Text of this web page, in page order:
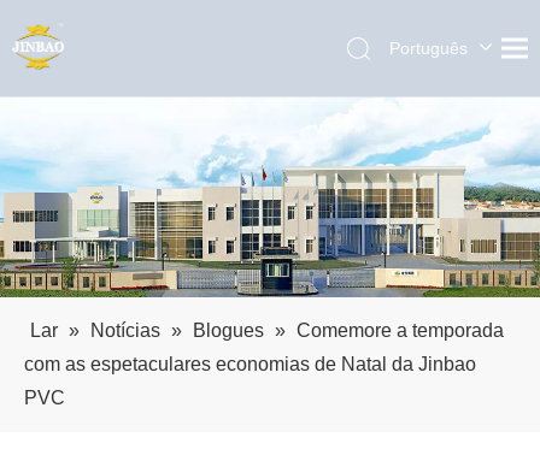
Português
Pусский
Español
Lar » Notícias » Blogues » Comemore a temporada
com as espetaculares economias de Natal da Jinbao
PVC